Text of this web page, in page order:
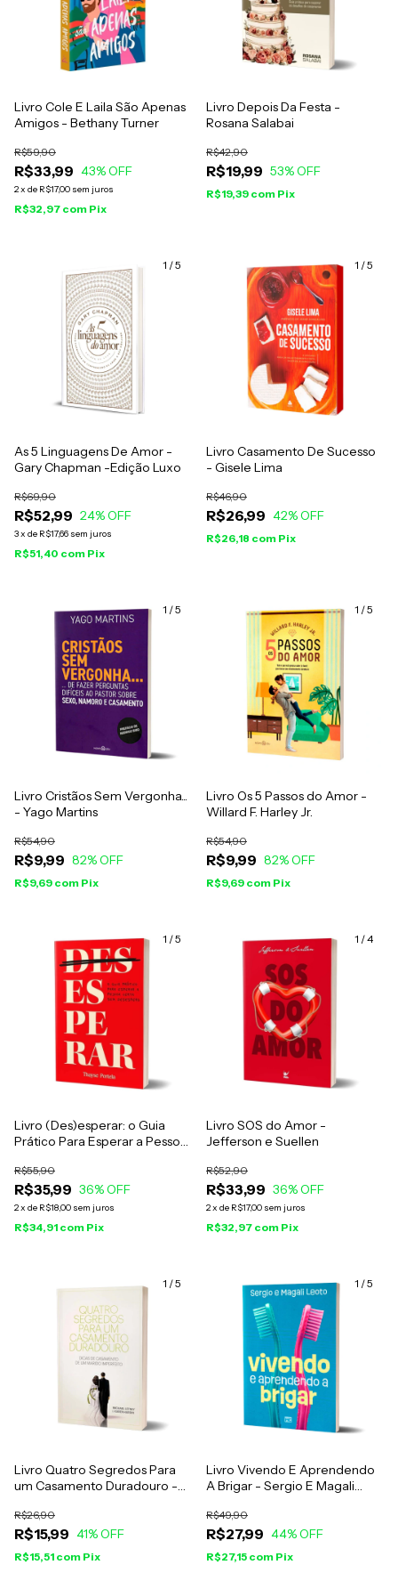
Livro Cole E Laila São Apenas
Amigos - Bethany Turner
R$33,99
R$59,90
43% OFF
2x de R$17,00 sem juros
R$32,97 com Pix
Livro Depois Da Festa -
Rosana Salabai
R$19,99
R$42,90
53% OFF
R$19,39 com Pix
1 /5
As 5 Linguagens De Amor -
Gary Chapman -Edição Luxo
R$52,99
R$69,90
24% OFF
3x de R$17,66 sem juros
R$51,40 com Pix
1 /5
Livro Casamento De Sucesso
- Gisele Lima
R$26,99
R$46,90
42% OFF
R$26,18 com Pix
1 /5
Livro Cristãos Sem Vergonha...
- Yago Martins
R$9,99
R$54,90
82% OFF
R$9,69 com Pix
1 /5
Livro Os 5 Passos do Amor -
Willard F. Harley Jr.
R$9,99
R$54,90
82% OFF
R$9,69 com Pix
1 /5
Livro (Des)esperar: o Guia
Prático Para Esperar a Pessoa
Thayse Portela
R$35,99
R$55,90
36% OFF
2x de R$18,00 sem juros
R$34,91 com Pix
1 /4
Livro SOS do Amor -
Jefferson e Suellen
R$33,99
R$52,90
36% OFF
2x de R$17,00 sem juros
R$32,97 com Pix
1 /5
Livro Quatro Segredos Para
um Casamento Duradouro -
R$15,99
R$26,90
41% OFF
R$15,51 com Pix
1 /5
Livro Vivendo E Aprendendo
A Brigar - Sergio E Magali
R$27,99
R$49,90
44% OFF
R$27,15 com Pix